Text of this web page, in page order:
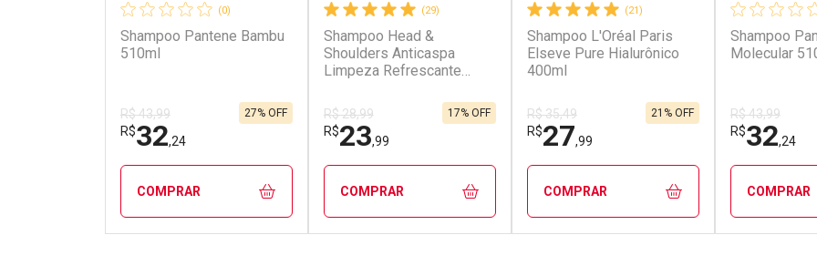
(0)
Shampoo Pantene Bambu
510ml
R$ 43,99
R$32,24
27% OFF
COMPRAR
(29)
Shampoo Head &
Shoulders Anticaspa
Limpeza Refrescante
R$ 28,99
R$23,99
17% OFF
COMPRAR
(21)
Shampoo L'Oréal Paris
Elseve Pure Hialurônico
400ml
R$ 35,49
R$27,99
21% OFF
COMPRAR
Shampoo
Molecular
R$ 43,99
R$32,24
COMPRAR